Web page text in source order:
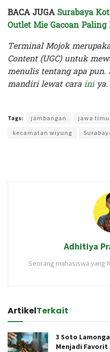
BACA JUGA Surabaya
Outlet Mie Gacoan
Terminal Mojok
Content (UGC) untuk
menulis tentang apa pun.
mandiri lewat carainiya.
Tags: jambangan jawa
kecamatan wiyung
Adhitiya
Seorang mahasiswa yang
ArtikelTerkait
3 Soto
Menjadi Favorit